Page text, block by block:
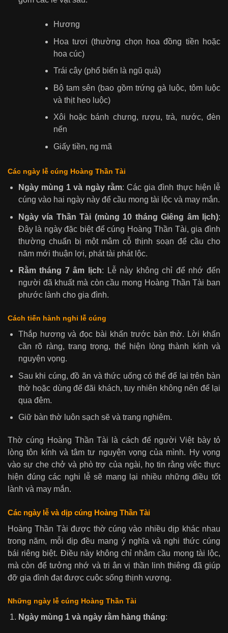
Hương
Hoa tươi (thường chọn hoa đồng tiền hoặc
hoa cúc)
Trái cây (phổ biến là ngũ quả)
Bộ tam sên (bao gồm trứng gà luộc, tôm luộc
và thịt heo luộc)
Xôi hoặc bánh chưng, rượu, trà, nước, đèn
nến
Giấy tiền, ng mã
Các ngày lễ cúng Hoàng Thần Tài
Ngày mùng 1 và ngày rằm: Các gia đình thực hiện lễ
cúng vào hai ngày này để cầu mong tài lộc và may mắn.
Ngày vía Thần Tài (mùng 10 tháng Giêng âm lịch):
Đây là ngày đặc biệt để cúng Hoàng Thần Tài, gia đình
thường chuẩn bị một mâm cỗ thịnh soạn để cầu cho
năm mới thuận lợi, phát tài phát lộc.
Rằm tháng 7 âm lịch: Lễ này không chỉ để nhớ đến
người đã khuất mà còn cầu mong Hoàng Thần Tài ban
phước lành cho gia đình.
Cách tiến hành nghi lễ cúng
Thắp hương và đọc bài khấn trước bàn thờ. Lời khấn
cần rõ ràng, trang trọng, thể hiện lòng thành kính và
nguyện vọng.
Sau khi cúng, đồ ăn và thức uống có thể để lại trên bàn
thờ hoặc dùng để đãi khách, tuy nhiên không nên để lại
qua đêm.
Giữ bàn thờ luôn sạch sẽ và trang nghiêm.
Thờ cúng Hoàng Thần Tài là cách để người Việt bày tỏ
lòng tôn kính và tâm tư nguyện vọng của mình. Hy vọng
vào sự che chở và phò trợ của ngài, họ tin rằng việc thực
hiện đúng các nghi lễ sẽ mang lại nhiều những điều tốt
lành và may mắn.
Các ngày lễ và dịp cúng Hoàng Thần Tài
Hoàng Thần Tài được thờ cúng vào nhiều dịp khác nhau
trong năm, mỗi dịp đều mang ý nghĩa và nghi thức cúng
bái riêng biệt. Điều này không chỉ nhằm cầu mong tài lộc,
mà còn để tưởng nhớ và tri ân vị thần linh thiêng đã giúp
đỡ gia đình đạt được cuộc sống thịnh vượng.
Những ngày lễ cúng Hoàng Thần Tài
Ngày mùng 1 và ngày rằm hàng tháng: